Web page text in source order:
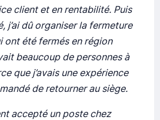
client et en rentabilité. Puis
j’ai dû organiser la fermeture
ont été fermés en région
beaucoup de personnes à
que j’avais une expérience
de retourner au siège.
accepté un poste chez